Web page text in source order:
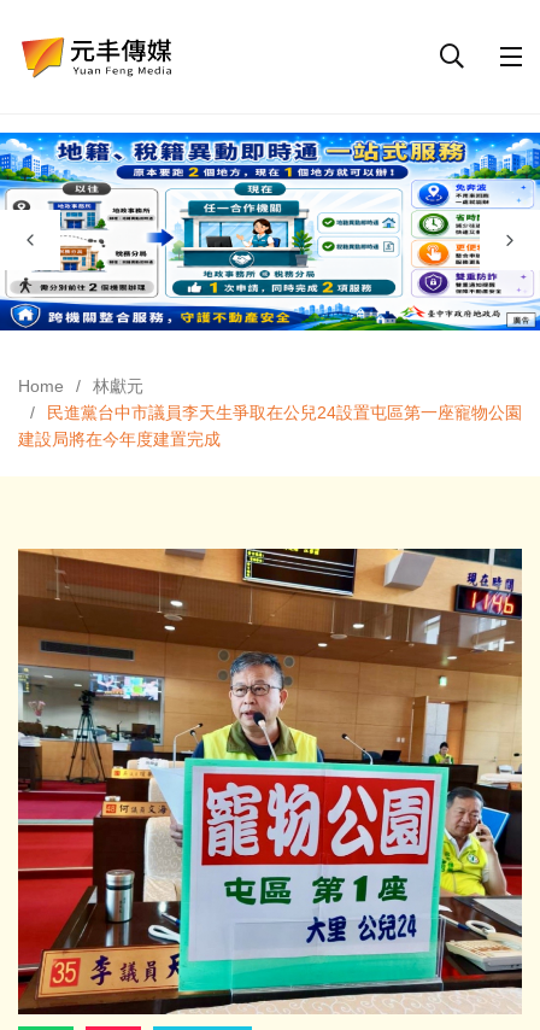
Home
林獻元
民進黨台中市議員李天生爭取在公兒24設置屯區第一座寵物公園
建設局將在今年度建置完成